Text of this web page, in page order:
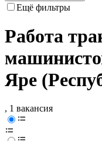
Ещё фильтры
Работа
Яре
, 1 вакансия